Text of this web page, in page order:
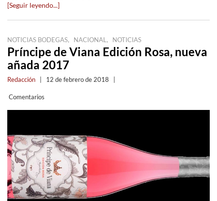
[Seguir leyendo...]
NOTICIAS BODEGAS, NACIONAL , NOTICIAS
Príncipe de Viana Edición Rosa, nueva
añada 2017
Redacción 12 de febrero de 2018
Comentarios